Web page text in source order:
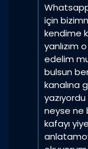
için
kendime
yanlızım
edelim
bulsun
kanalına
neyse ne
kafayı